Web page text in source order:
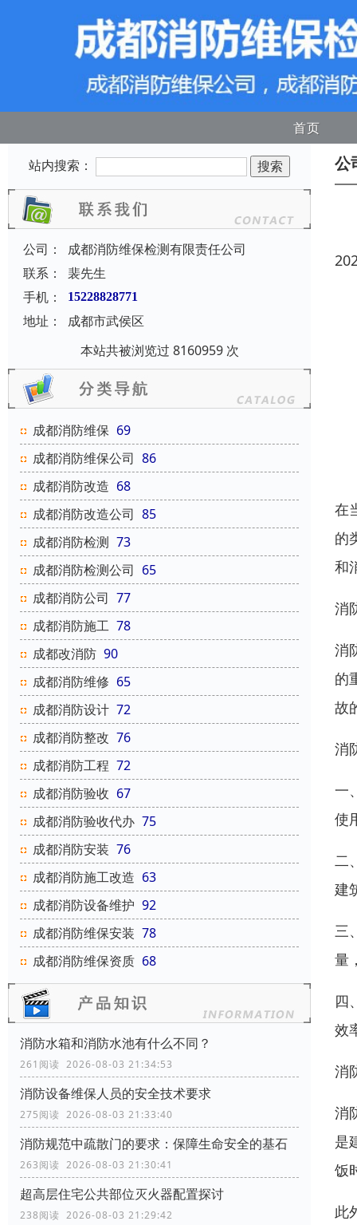
首页
站内搜索：
公司：
成都消防维保检测有限责任公司
联系：
裴先生
手机：
15228828771
地址：
成都市武侯区
本站共被浏览过 8160959 次
成都消防维保 69
成都消防维保公司 86
成都消防改造 68
成都消防改造公司 85
成都消防检测 73
成都消防检测公司 65
成都消防公司 77
成都消防施工 78
成都改消防 90
成都消防维修 65
成都消防设计 72
成都消防整改 76
成都消防工程 72
成都消防验收 67
成都消防验收代办 75
成都消防安装 76
成都消防施工改造 63
成都消防设备维护 92
成都消防维保安装 78
成都消防维保资质 68
消防水箱和消防水池有什么不同？
261阅读 2026-08-03 21:34:53
消防设备维保人员的安全技术要求
275阅读 2026-08-03 21:33:40
消防规范中疏散门的要求：保障生命安全的基石
263阅读 2026-08-03 21:30:41
超高层住宅公共部位灭火器配置探讨
238阅读 2026-08-03 21:29:42
公
在
的
和
消
消
的
故
消
一
使
二
建
三
量
四
效
消
消
是
饭
此